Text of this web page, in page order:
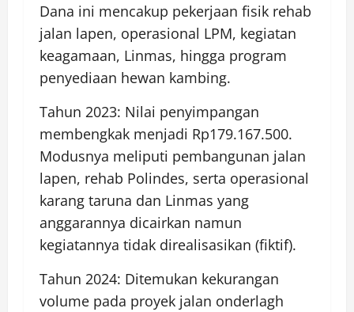
Dana ini mencakup pekerjaan fisik rehab
jalan lapen, operasional LPM, kegiatan
keagamaan, Linmas, hingga program
penyediaan hewan kambing.
Tahun 2023: Nilai penyimpangan
membengkak menjadi Rp179.167.500.
Modusnya meliputi pembangunan jalan
lapen, rehab Polindes, serta operasional
karang taruna dan Linmas yang
anggarannya dicairkan namun
kegiatannya tidak direalisasikan (fiktif).
Tahun 2024: Ditemukan kekurangan
volume pada proyek jalan onderlagh